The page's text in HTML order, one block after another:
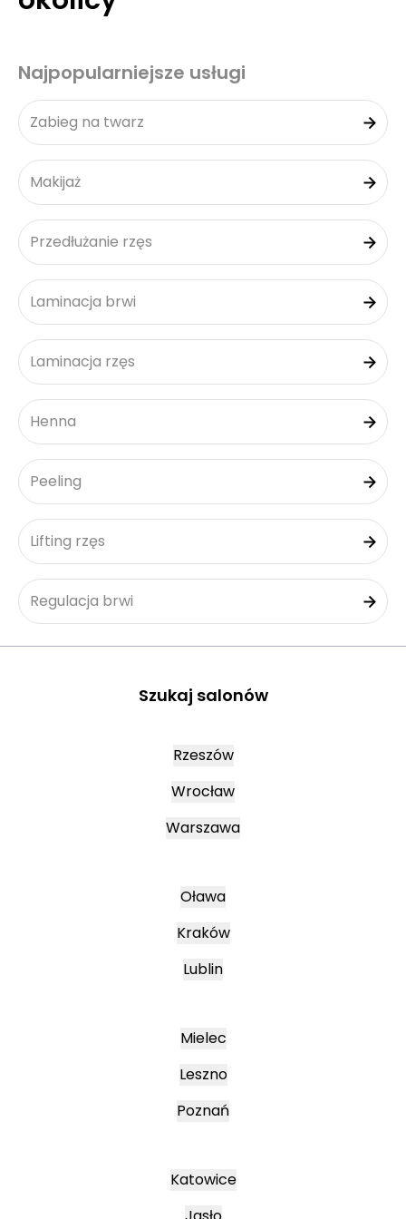
Najpopularniejsze usługi
Zabieg na twarz
Makijaż
Przedłużanie rzęs
Laminacja brwi
Laminacja rzęs
Henna
Peeling
Lifting rzęs
Regulacja brwi
Szukaj salonów
Rzeszów
Wrocław
Warszawa
Oława
Kraków
Lublin
Mielec
Leszno
Poznań
Katowice